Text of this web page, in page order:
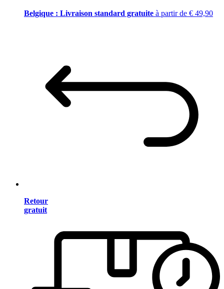
Belgique : Livraison standard gratuite à partir de € 49,90
Retour
gratuit